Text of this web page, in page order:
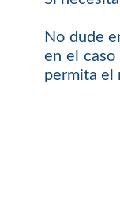
No dude
en el
permita el